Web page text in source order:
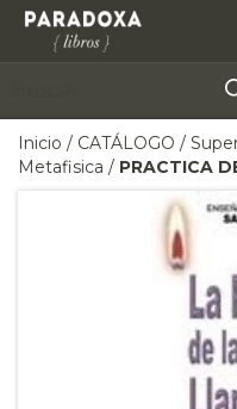
Inicio / CATÁLOGO /
Metafisica / PRACTICA